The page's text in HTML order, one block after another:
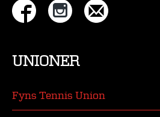
UNIONER
Fyns Tennis Union